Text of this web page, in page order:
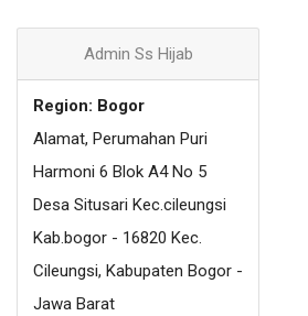
Admin Ss Hijab
Region: Bogor
Alamat, Perumahan Puri
Harmoni 6 Blok A4 No 5
Desa Situsari Kec.cileungsi
Kab.bogor - 16820 Kec.
Cileungsi, Kabupaten Bogor -
Jawa Barat